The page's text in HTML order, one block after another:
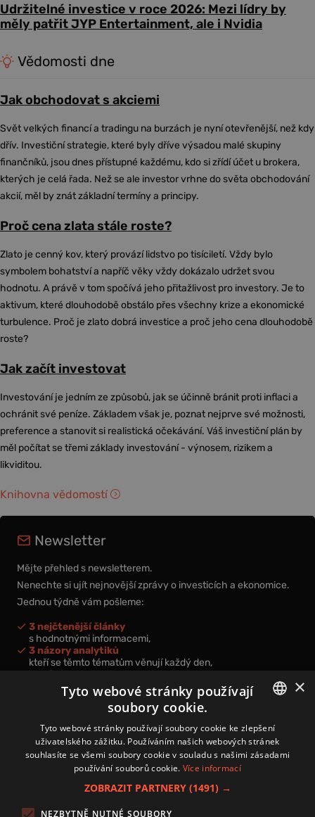
Udržitelné investice v roce 2026: Mezi lídry by
měly patřit JYP Entertainment, ale i Nvidia
Vědomosti dne
Jak obchodovat s akciemi
Svět velkých financí a tradingu na burzách je nyní otevřenější, než kdy
dřív. Investiční strategie, které byly dříve výsadou malé skupiny
finančníků, jsou dnes přístupné každému, kdo si zřídí účet u brokera,
kterých je celá řada. Než se ale investor vrhne do světa obchodování
akcií, měl by znát základní termíny a principy.
Proč cena zlata stále roste?
Zlato je cenný kov, který provází lidstvo po tisíciletí. Vždy bylo
symbolem bohatství a napříč věky vždy dokázalo udržet svou
hodnotu. A právě v tom spočívá jeho přitažlivost pro investory. Je to
aktivum, které dlouhodobě obstálo přes všechny krize a ekonomické
turbulence. Proč je zlato dobrá investice a proč jeho cena dlouhodobě
roste?
Jak začít investovat
Investování je jedním ze způsobů, jak se účinně bránit proti inflaci a
ochránit své peníze. Základem však je, poznat nejprve své možnosti,
preference a stanovit si realistická očekávání. Váš investiční plán by
měl počítat se třemi základy investování - výnosem, rizikem a
likviditou.
Knihovna vědomostí
Newsletter
Mějte přehled s newsletterem.
Nenechte si ujít nejnovější zprávy o investicích a ekonomice.
Jednou týdně vám pošleme:
3 nejčtenější články
s hodnotnými informacemi,
3 názory analytiků
kteří se těmto tématům věnují každý den,
nová videa a podcasty
k prohloubení vašich znalostí.
Přihlášením k newsletteru vyjadřujete svůj souhlas spodmínkami
zpracování osobních údajů.
Zásady používání souborů cookies
CZECH
×
Tyto webové stránky používají
soubory cookie.
Tyto webové stránky používají soubory cookie ke zlepšení
uživatelského zážitku. Používáním našich webových stránek
souhlasíte se všemi soubory cookie v souladu s našimi zásadami
používání souborů cookie. Více informací
ZOBRAZIT PARTNERY (1491) →
NEZBYTNĚ NUTNÉ SOUBORY